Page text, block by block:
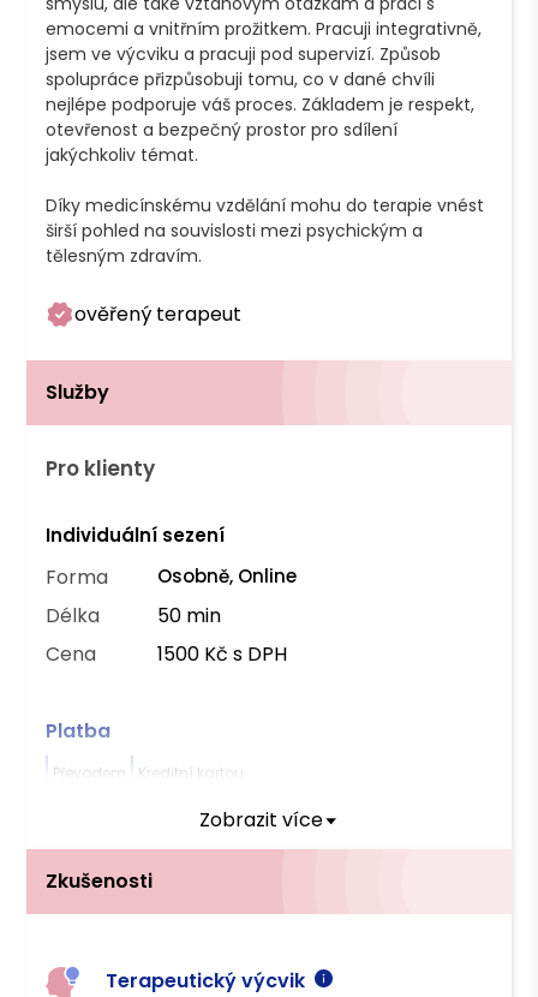
emocemi a vnitřním prožitkem. Pracuji integrativně,
jsem ve výcviku a pracuji pod supervizí. Způsob
spolupráce přizpůsobuji tomu, co v dané chvíli
nejlépe podporuje váš proces. Základem je respekt,
otevřenost a bezpečný prostor pro sdílení
jakýchkoliv témat.
Díky medicínskému vzdělání mohu do terapie vnést
širší pohled na souvislosti mezi psychickým a
tělesným zdravím.
ověřený terapeut
Služby
Pro klienty
Individuální sezení
Forma Osobně, Online
Délka
50 min
Cena
1500 Kč s DPH
Platba
Převodem Kreditní kartou
Zobrazit více
Zkušenosti
Terapeutický výcvik